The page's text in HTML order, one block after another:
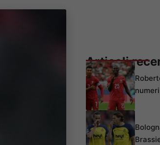
Articoli